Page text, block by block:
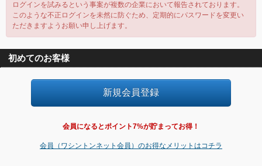
ログインを試みるという事案が複数の企業において報告されております。
このような不正ログインを未然に防ぐため、定期的にパスワードを変更い
ただきますようお願い申し上げます。
初めてのお客様
会員になるとポイント7%が貯まってお得！
会員（ワシントンネット会員）のお得なメリットはコチラ